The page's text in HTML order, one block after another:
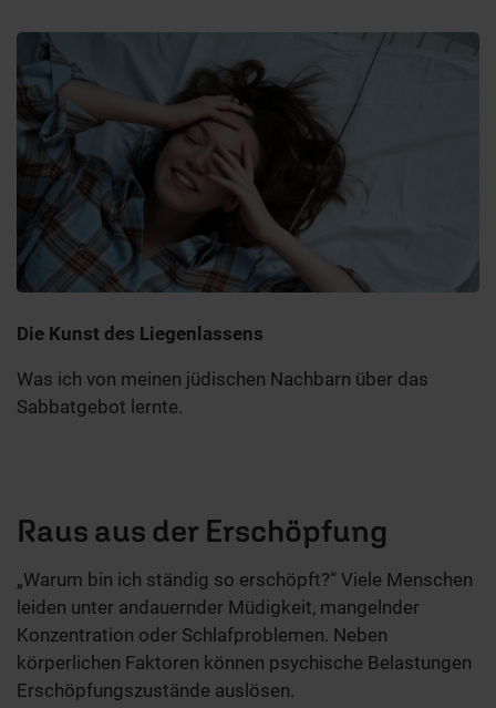
Die Kunst des Liegenlassens
Was ich von meinen jüdischen Nachbarn über das
Sabbatgebot lernte.
Raus aus der Erschöpfung
„Warum bin ich ständig so erschöpft?“ Viele Menschen
leiden unter andauernder Müdigkeit, mangelnder
Konzentration oder Schlafproblemen. Neben
körperlichen Faktoren können psychische Belastungen
Erschöpfungszustände auslösen.